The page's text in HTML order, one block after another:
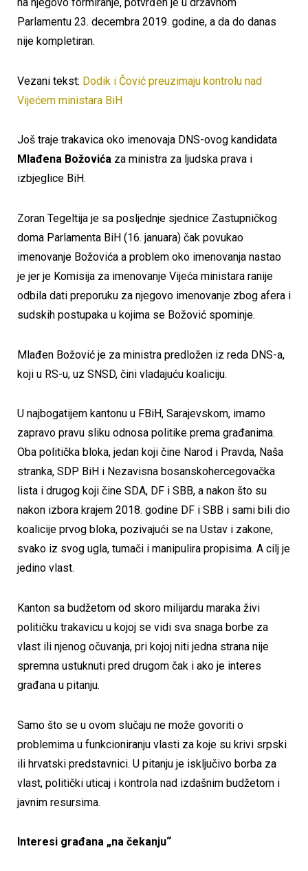
Parlamentu 23. decembra 2019. godine, a da do danas
nije kompletiran.
Vezani tekst: Dodik i Čović preuzimaju kontrolu nad
Vijećem ministara BiH
Još traje trakavica oko imenovaja DNS-ovog kandidata
Mlađena Božovića za ministra za ljudska prava i
izbjeglice BiH.
Zoran Tegeltija je sa posljednje sjednice Zastupničkog
doma Parlamenta BiH (16. januara) čak povukao
imenovanje Božovića a problem oko imenovanja nastao
je jer je Komisija za imenovanje Vijeća ministara ranije
odbila dati preporuku za njegovo imenovanje zbog afera i
sudskih postupaka u kojima se Božović spominje.
Mlađen Božović je za ministra predložen iz reda DNS-a,
koji u RS-u, uz SNSD, čini vladajuću koaliciju.
U najbogatijem kantonu u FBiH, Sarajevskom, imamo
zapravo pravu sliku odnosa politike prema građanima.
Oba politička bloka, jedan koji čine Narod i Pravda, Naša
stranka, SDP BiH i Nezavisna bosanskohercegovačka
lista i drugog koji čine SDA, DF i SBB, a nakon što su
nakon izbora krajem 2018. godine DF i SBB i sami bili dio
koalicije prvog bloka, pozivajući se na Ustav i zakone,
svako iz svog ugla, tumači i manipulira propisima. A cilj je
jedino vlast.
Kanton sa budžetom od skoro milijardu maraka živi
političku trakavicu u kojoj se vidi sva snaga borbe za
vlast ili njenog očuvanja, pri kojoj niti jedna strana nije
spremna ustuknuti pred drugom čak i ako je interes
građana u pitanju.
Samo što se u ovom slučaju ne može govoriti o
problemima u funkcioniranju vlasti za koje su krivi srpski
ili hrvatski predstavnici. U pitanju je isključivo borba za
vlast, politički uticaj i kontrola nad izdašnim budžetom i
javnim resursima.
Interesi građana „na čekanju“